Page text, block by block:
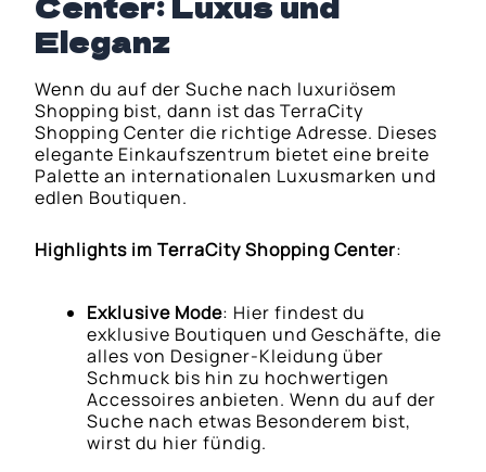
Eleganz
Wenn du auf der Suche nach luxuriösem
Shopping bist, dann ist das TerraCity
Shopping Center die richtige Adresse. Dieses
elegante Einkaufszentrum bietet eine breite
Palette an internationalen Luxusmarken und
edlen Boutiquen.
Highlights im TerraCity Shopping Center:
Exklusive Mode: Hier findest du
exklusive Boutiquen und Geschäfte, die
alles von Designer-Kleidung über
Schmuck bis hin zu hochwertigen
Accessoires anbieten. Wenn du auf der
Suche nach etwas Besonderem bist,
wirst du hier fündig.